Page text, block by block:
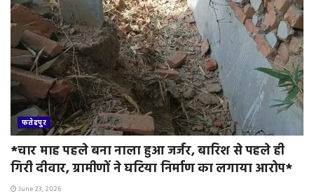
फतेहपुर
*चार माह पहले बना नाला हुआ जर्जर, बारिश से पहले ही
गिरी दीवार, ग्रामीणों ने घटिया निर्माण का लगाया आरोप*
June 23, 2026